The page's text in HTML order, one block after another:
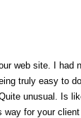
web site. I had
truly easy to
unusual. Is
for your